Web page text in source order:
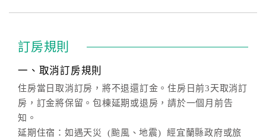
訂房規則
一、取消訂房規則
住房當日取消訂房，將不退還訂金。住房日前3天取消訂
房，訂金將保留。包棟延期或退房，請於一個月前告
知。
延期住宿：如遇天災 (颱風、地震) 經宜蘭縣政府或旅